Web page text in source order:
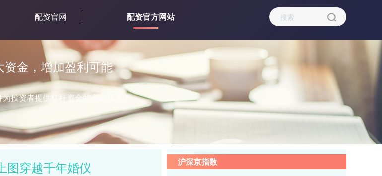
配资官网 配资官方网站
资金，增加盈利可能
为投资者提供杠杆资金的金融服务！
图穿越千年婚仪 沪深京指数